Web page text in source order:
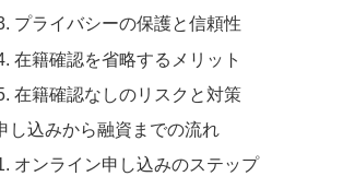
プライバシーの保護と信頼性
在籍確認を省略するメリット
在籍確認なしのリスクと対策
し込みから融資までの流れ
オンライン申し込みのステップ